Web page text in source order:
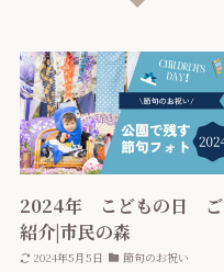
2024年 こどもの日 ご
紹介|市民の森
2024年5月5日 節句のお祝い